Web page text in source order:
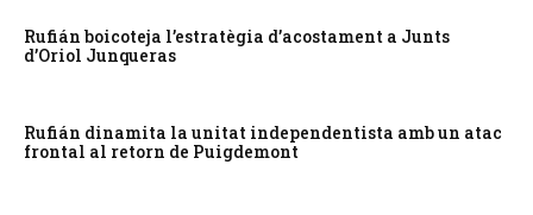
Rufián boicoteja l’estratègia d’acostament a Junts
d’Oriol Junqueras
Rufián dinamita la unitat independentista amb un atac
frontal al retorn de Puigdemont